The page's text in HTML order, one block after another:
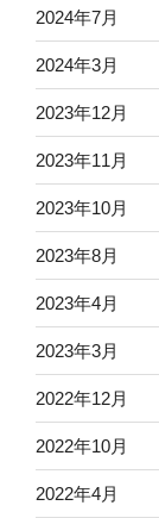
2024年7月
2024年3月
2023年12月
2023年11月
2023年10月
2023年8月
2023年4月
2023年3月
2022年12月
2022年10月
2022年4月